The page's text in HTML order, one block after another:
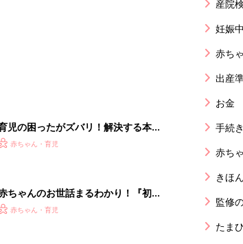
産院
妊娠
赤ち
出産
お金
手続き
赤ち
きほ
監修
たま